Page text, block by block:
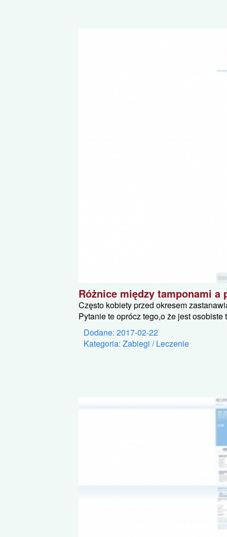
Różnice między tamponami a
Często kobiety przed okresem
Pytanie te oprócz tego,o że jest
Dodane: 2017-02-22
Kategoria: Zabiegi / Leczenie